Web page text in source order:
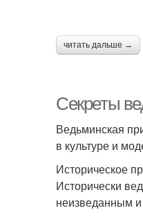
читать дальше →
Секреты
Ведьминская
в культуре и
Историческое
Исторически
неизведанным